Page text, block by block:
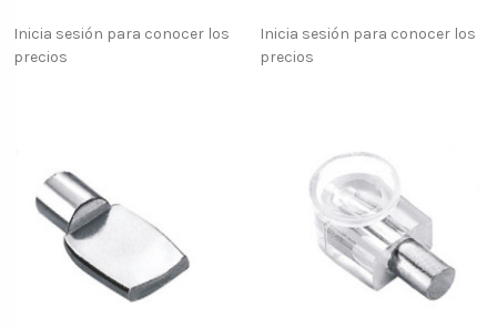
Inicia sesión para conocer los
precios
Inicia sesión para conocer los
precios